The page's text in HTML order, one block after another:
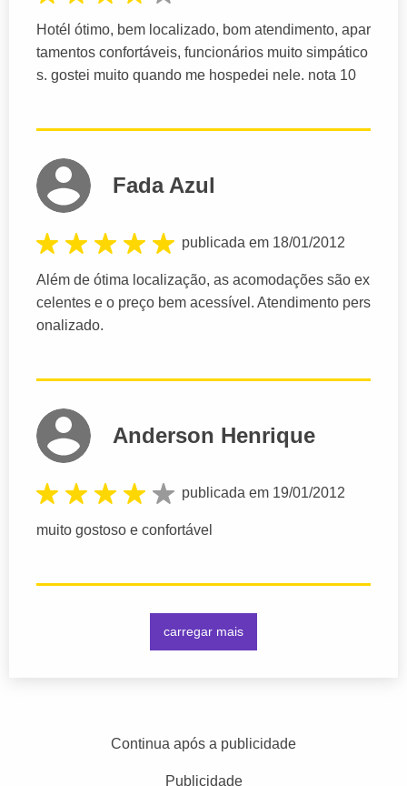
Hotél ótimo, bem localizado, bom atendimento, apar
tamentos confortáveis, funcionários muito simpático
s. gostei muito quando me hospedei nele. nota 10
Fada Azul
publicada em 18/01/2012
Além de ótima localização, as acomodações são ex
celentes e o preço bem acessível. Atendimento pers
onalizado.
Anderson Henrique
publicada em 19/01/2012
muito gostoso e confortável
carregar mais
Continua após a publicidade
Publicidade